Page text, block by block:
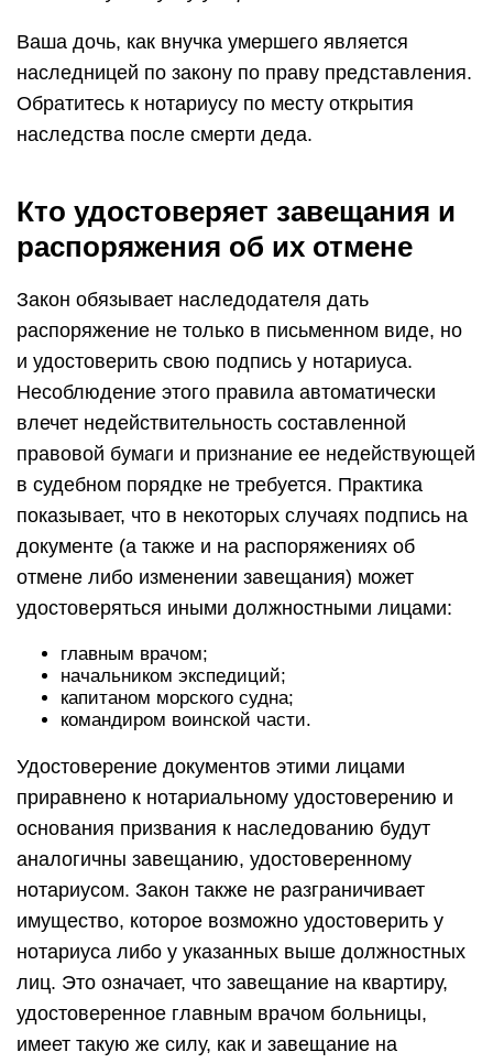
Ваша дочь, как внучка умершего является
наследницей по закону по праву представления.
Обратитесь к нотариусу по месту открытия
наследства после смерти деда.
Кто удостоверяет завещания и
распоряжения об их отмене
Закон обязывает наследодателя дать
распоряжение не только в письменном виде, но
и удостоверить свою подпись у нотариуса.
Несоблюдение этого правила автоматически
влечет недействительность составленной
правовой бумаги и признание ее недействующей
в судебном порядке не требуется. Практика
показывает, что в некоторых случаях подпись на
документе (а также и на распоряжениях об
отмене либо изменении завещания) может
удостоверяться иными должностными лицами:
главным врачом;
начальником экспедиций;
капитаном морского судна;
командиром воинской части.
Удостоверение документов этими лицами
приравнено к нотариальному удостоверению и
основания призвания к наследованию будут
аналогичны завещанию, удостоверенному
нотариусом. Закон также не разграничивает
имущество, которое возможно удостоверить у
нотариуса либо у указанных выше должностных
лиц. Это означает, что завещание на квартиру,
удостоверенное главным врачом больницы,
имеет такую же силу, как и завещание на